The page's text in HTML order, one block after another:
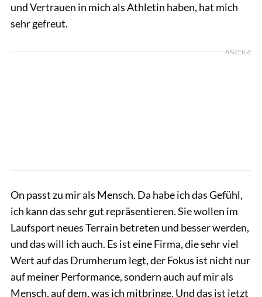
und Vertrauen in mich als Athletin haben, hat mich
sehr gefreut.
ANZEIGE
On passt zu mir als Mensch. Da habe ich das Gefühl,
ich kann das sehr gut repräsentieren. Sie wollen im
Laufsport neues Terrain betreten und besser werden,
und das will ich auch. Es ist eine Firma, die sehr viel
Wert auf das Drumherum legt, der Fokus ist nicht nur
auf meiner Performance, sondern auch auf mir als
Mensch, auf dem, was ich mitbringe. Und das ist jetzt